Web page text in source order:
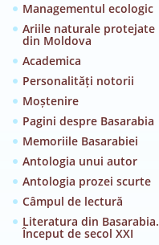
Managementul ecologic
Ariile naturale protejate
din Moldova
Academica
Personalități notorii
Moștenire
Pagini despre Basarabia
Memoriile Basarabiei
Antologia unui autor
Antologia prozei scurte
Câmpul de lectură
Literatura din Basarabia.
Început de secol XXI